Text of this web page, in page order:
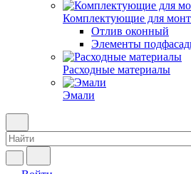
Комплектующие для
Отлив оконный
Элементы
Расходные материалы
Эмали